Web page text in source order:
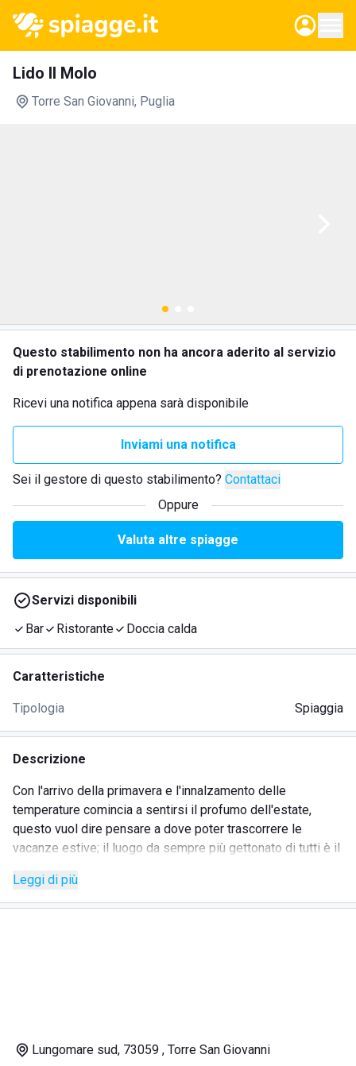
Lido Il Molo
Torre San Giovanni, Puglia
Questo stabilimento non ha ancora aderito al servizio
di prenotazione online
Ricevi una notifica appena sarà disponibile
Inviami una notifica
Sei il gestore di questo stabilimento? Contattaci
Oppure
Valuta altre spiagge
Servizi disponibili
Bar
Ristorante Doccia calda
Caratteristiche
Tipologia Spiaggia
Descrizione
Con l'arrivo della primavera e l'innalzamento delle
temperature comincia a sentirsi il profumo dell'estate,
questo vuol dire pensare a dove poter trascorrere le
vacanze estive; il luogo da sempre più gettonato di tutti è il
per i ragazzi e per le famiglie con bambini.
Per vivere una bella esperienze occorre scegliere un buon
coloro che vogliono trascorrere dei giorni movimentati,
Leggi di più
Lungomare sud, 73059 , Torre San Giovanni